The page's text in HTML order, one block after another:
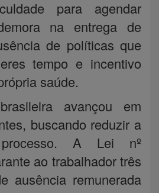
para agendar
na entrega de
de políticas que
tempo e incentivo
saúde.
avançou em
buscando reduzir a
A Lei nº
ao trabalhador três
ausência remunerada